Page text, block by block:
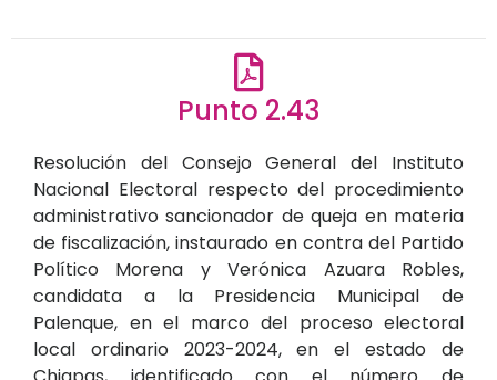
Punto 2.43
Resolución del Consejo General del Instituto
Nacional Electoral respecto del procedimiento
administrativo sancionador de queja en materia
de fiscalización, instaurado en contra del Partido
Político Morena y Verónica Azuara Robles,
candidata a la Presidencia Municipal de
Palenque, en el marco del proceso electoral
local ordinario 2023-2024, en el estado de